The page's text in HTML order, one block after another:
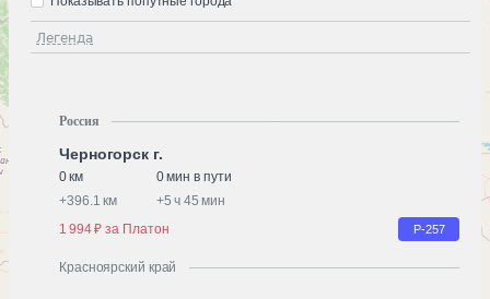
Легенда
Россия
Черногорск г.
0 км
0 мин в пути
+396.1 км +5 ч 45 мин
1 994 ₽ за Платон
Р-257
Красноярский край